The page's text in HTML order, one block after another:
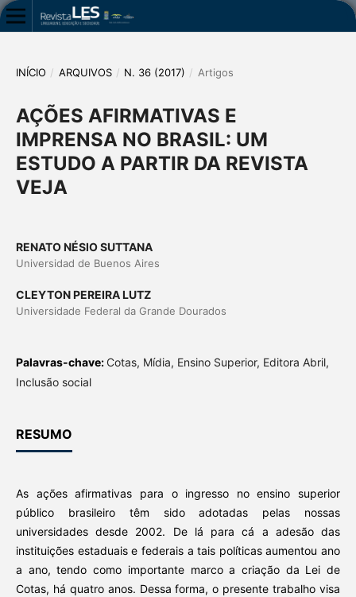
INÍCIO / ARQUIVOS / N. 36 (2017) / Artigos
AÇÕES AFIRMATIVAS E
IMPRENSA NO BRASIL: UM
ESTUDO A PARTIR DA REVISTA
VEJA
RENATO NÉSIO SUTTANA
Universidad de Buenos Aires
CLEYTON PEREIRA LUTZ
Universidade Federal da Grande Dourados
Palavras-chave: Cotas, Mídia, Ensino Superior, Editora Abril,
Inclusão social
RESUMO
As ações afirmativas para o ingresso no ensino superior
público brasileiro têm sido adotadas pelas nossas
universidades desde 2002. De lá para cá a adesão das
instituições estaduais e federais a tais políticas aumentou ano
a ano, tendo como importante marco a criação da Lei de
Cotas, há quatro anos. Dessa forma, o presente trabalho visa